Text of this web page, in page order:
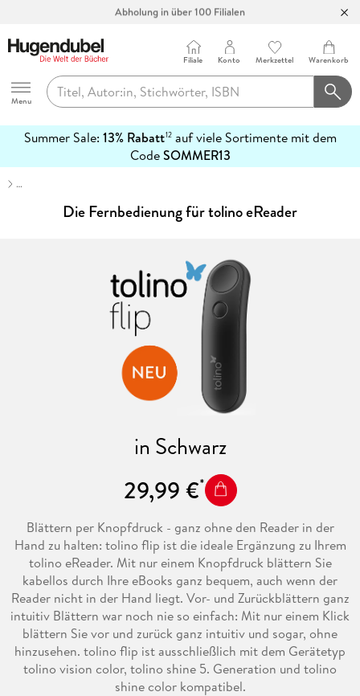
Abholung in über 100 Filialen
Hugendubel
Menu
Filiale Konto Merkzettel Warenkorb
Summer Sale: 13% Rabatt12auf viele Sortimente mit dem
CodeSOMMER13
erfahren
…
Die Fernbedienung für tolino eReader
in Schwarz
29,99 €
Blättern per Knopfdruck - ganz ohne den Reader in der
Hand zu halten: tolino flip ist die ideale Ergänzung zu Ihrem
tolino eReader. Mit nur einem Knopfdruck blättern Sie
kabellos durch Ihre eBooks ganz bequem, auch wenn der
Reader nicht in der Hand liegt. Vor- und Zurückblättern ganz
intuitiv Blättern war noch nie so einfach: Mit nur einem Klick
blättern Sie vor und zurück ganz intuitiv und sogar, ohne
hinzusehen. tolino flip ist ausschließlich mit dem Gerätetyp
tolino vision color, tolino shine 5. Generation und tolino
shine color kompatibel.